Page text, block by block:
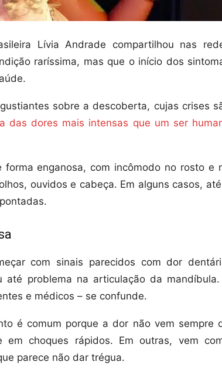
Lívia Andrade compartilhou nas
raríssima, mas que o início dos
sobre a descoberta, cujas crises
das dores mais intensas que um ser
enganosa, com incômodo no rosto e
ouvidos e cabeça. Em alguns casos,
com sinais parecidos com dor
até problema na articulação da mandíbula.
e médicos – se confunde.
é comum porque a dor não vem sempre
choques rápidos. Em outras, vem
parece não dar trégua.